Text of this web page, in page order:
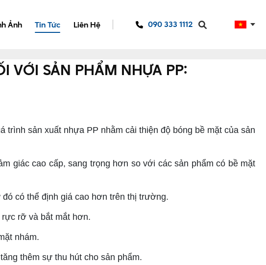
Ảnh Tin Tức Liên Hệ 090 333 1112
VỚI SẢN PHẨM NHỰA PP:
sản xuất nhựa PP nhằm cải thiện độ bóng bề mặt của sản
giác cao cấp, sang trọng hơn so với các sản phẩm có bề mặt
có thể định giá cao hơn trên thị trường.
rỡ và bắt mắt hơn.
nhám.
thêm sự thu hút cho sản phẩm.